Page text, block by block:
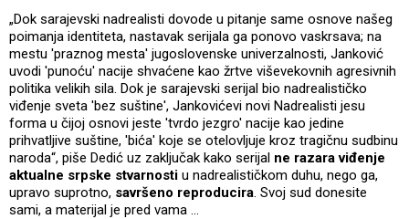
„Dok sarajevski nadrealisti dovode u pitanje same osnove našeg
poimanja identiteta, nastavak serijala ga ponovo vaskrsava; na
mestu 'praznog mesta' jugoslovenske univerzalnosti, Janković
uvodi 'punoću' nacije shvaćene kao žrtve viševekovnih agresivnih
politika velikih sila. Dok je sarajevski serijal bio nadrealističko
viđenje sveta 'bez suštine', Jankovićevi novi Nadrealisti jesu
forma u čijoj osnovi jeste 'tvrdo jezgro' nacije kao jedine
prihvatljive suštine, 'bića' koje se otelovljuje kroz tragičnu sudbinu
naroda“, piše Dedić uz zaključak kako serijal ne razara viđenje
aktualne srpske stvarnosti u nadrealističkom duhu, nego ga,
upravo suprotno, savršeno reproducira. Svoj sud donesite
sami, a materijal je pred vama …